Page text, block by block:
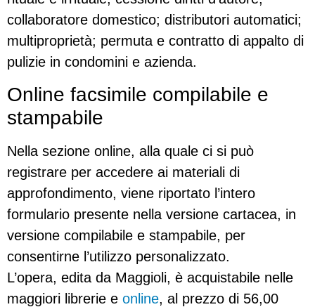
collaboratore domestico; distributori automatici;
multiproprietà; permuta e contratto di appalto di
pulizie in condomini e azienda.
Online facsimile compilabile e
stampabile
Nella sezione online, alla quale ci si può
registrare per accedere ai materiali di
approfondimento, viene riportato l’intero
formulario presente nella versione cartacea, in
versione compilabile e stampabile, per
consentirne l’utilizzo personalizzato.
L’opera, edita da Maggioli, è acquistabile nelle
maggiori librerie e online, al prezzo di 56,00